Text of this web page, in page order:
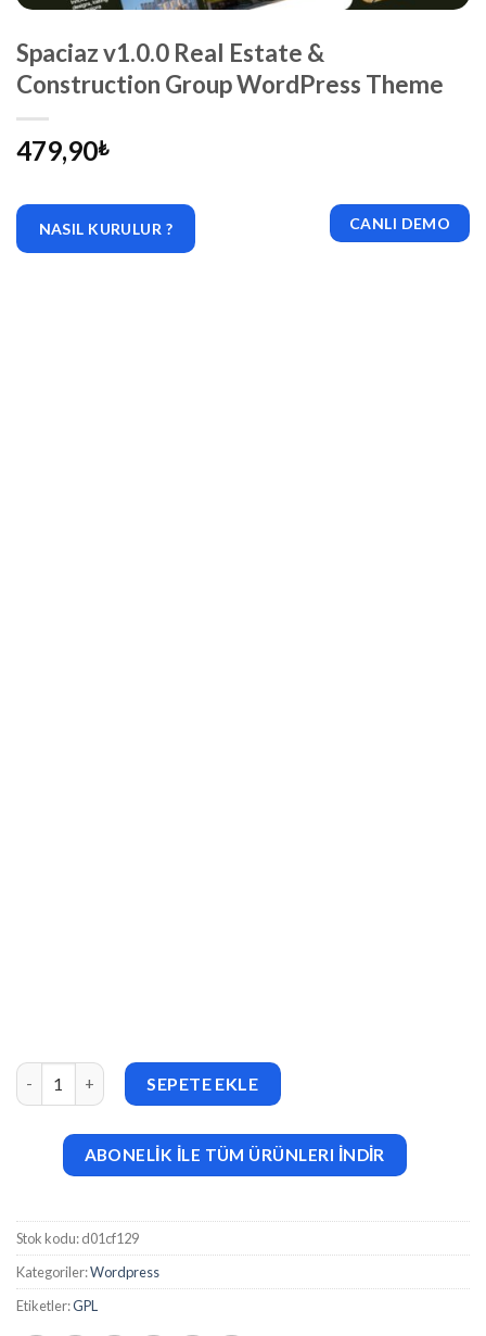
Spaciaz v1.0.0 Real Estate &
Construction Group WordPress Theme
479,90₺
NASIL KURULUR ? CANLI DEMO
Spaciaz v1.0.0 Real Estate & Construction Group WordPress
SEPETE EKLE
ABONELİK İLE TÜM ÜRÜNLERI İNDİR
Stok kodu:d01cf129
Kategoriler:Wordpress
Etiketler:GPL